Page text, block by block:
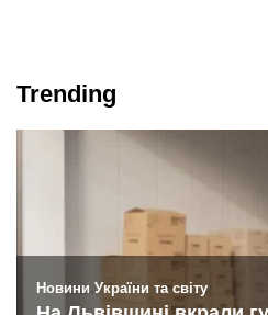
Trending